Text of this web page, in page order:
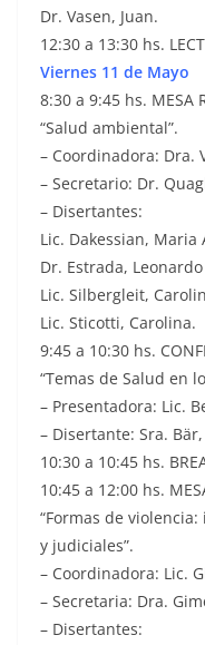
Dr. Vasen, Juan.
12:30 a 13:30 hs.
Viernes 11 de Mayo
8:30 a 9:45 hs. MESA
“Salud ambiental”.
– Coordinadora: Dra.
– Secretario: Dr.
– Disertantes:
Lic. Dakessian, Maria
Dr. Estrada, Leonardo
Lic. Silbergleit,
Lic. Sticotti, Carolina.
9:45 a 10:30 hs.
“Temas de Salud en
– Presentadora: Lic.
– Disertante: Sra.
10:30 a 10:45 hs.
10:45 a 12:00 hs.
“Formas de
y judiciales”.
– Coordinadora: Lic.
– Secretaria: Dra.
– Disertantes: